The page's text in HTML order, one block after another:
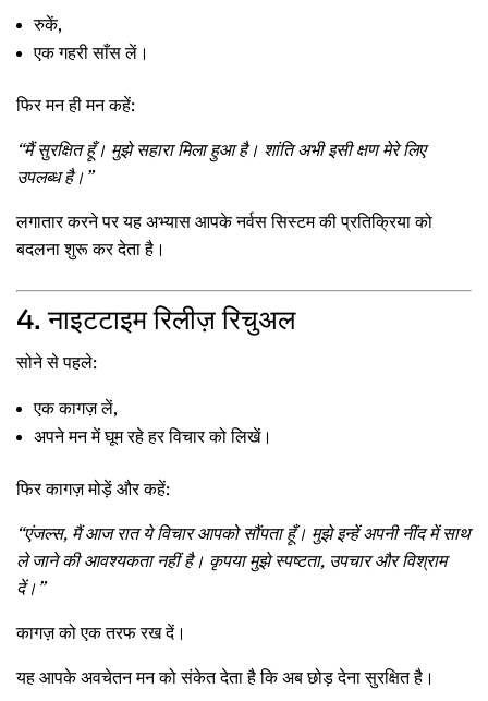
रुकें,
एक गहरी साँस लें।
फिर मन ही मन कहें:
“मैं सुरक्षित हूँ। मुझे सहारा मिला हुआ है। शांति अभी इसी क्षण मेरे लिए
उपलब्ध है।”
लगातार करने पर यह अभ्यास आपके नर्वस सिस्टम की प्रतिक्रिया को
बदलना शुरू कर देता है।
4. नाइटटाइम रिलीज़ रिचुअल
सोने से पहले:
एक कागज़ लें,
अपने मन में घूम रहे हर विचार को लिखें।
फिर कागज़ मोड़ें और कहें:
“एंजल्स, मैं आज रात ये विचार आपको सौंपता हूँ। मुझे इन्हें अपनी नींद में साथ
ले जाने की आवश्यकता नहीं है। कृपया मुझे स्पष्टता, उपचार और विश्राम
दें।”
कागज़ को एक तरफ रख दें।
यह आपके अवचेतन मन को संकेत देता है कि अब छोड़ देना सुरक्षित है।